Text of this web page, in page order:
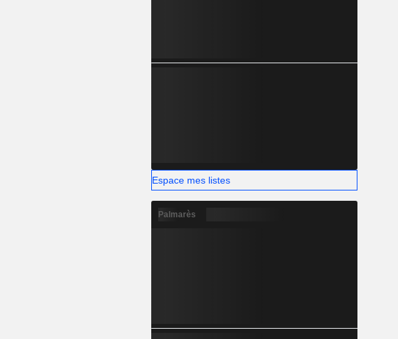
Espace mes listes
Palmarès